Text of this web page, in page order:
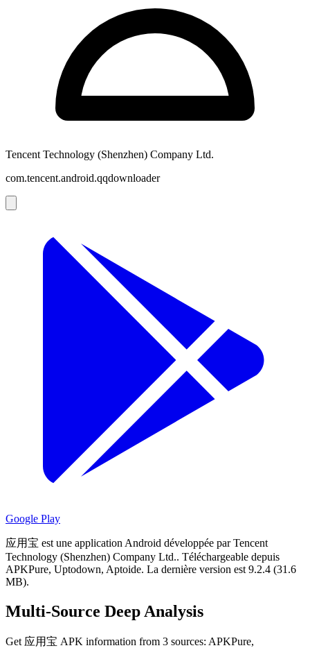
Tencent Technology (Shenzhen) Company Ltd.
com.tencent.android.qqdownloader
Google Play
应用宝 est une application Android développée par Tencent
Technology (Shenzhen) Company Ltd.. Téléchargeable depuis
APKPure, Uptodown, Aptoide. La dernière version est 9.2.4 (31.6
MB).
Multi-Source Deep Analysis
Get 应用宝 APK information from 3 sources: APKPure,